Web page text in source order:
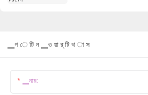
▁গ ে টি ন ▁ও য়া র্ টি থ া স
▁নাম: